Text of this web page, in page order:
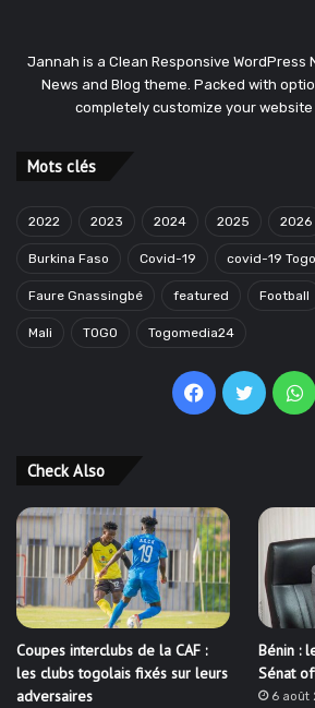
Jannah is a Clean Responsive WordPress
News and Blog theme. Packed with
completely customize your
Mots clés
2022 2023 2024 2025 2026
Burkina Faso Covid-19 covid-19 Togo
Faure Gnassingbé featured Football
Mali TOGO Togomedia24
Facebook
Twitter
Check Also
Coupes interclubs de la CAF :
les clubs togolais fixés sur leurs
adversaires
Bénin :
Sénat
6 août